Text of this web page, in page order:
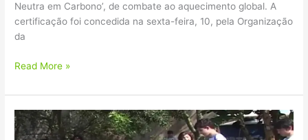
Neutra em Carbono’, de combate ao aquecimento global. A
certificação foi concedida na sexta-feira, 10, pela Organização
da
Read More »
Escola
Carbono